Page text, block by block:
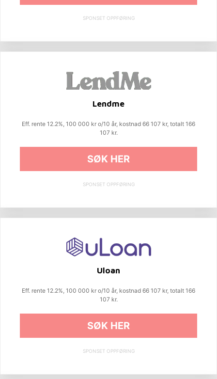
SPONSET OPPFØRING
Lendme
Eff. rente 12.2%, 100 000 kr o/10 år, kostnad 66 107 kr, totalt 166
107 kr.
SØK HER
SPONSET OPPFØRING
Uloan
Eff. rente 12.2%, 100 000 kr o/10 år, kostnad 66 107 kr, totalt 166
107 kr.
SØK HER
SPONSET OPPFØRING